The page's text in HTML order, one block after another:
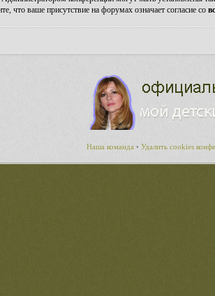
что ваше присутствие на форумах означает согласие со
Наша команда • Удалить cookies